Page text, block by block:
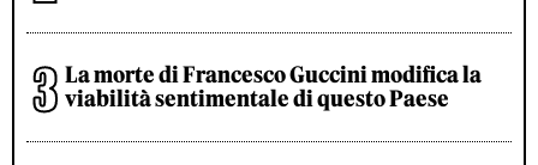
La morte di Francesco Guccini modifica la
viabilità sentimentale di questo Paese